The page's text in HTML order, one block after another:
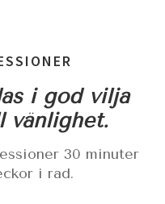
i god vilja
vänlighet.
30 minuter
i rad.